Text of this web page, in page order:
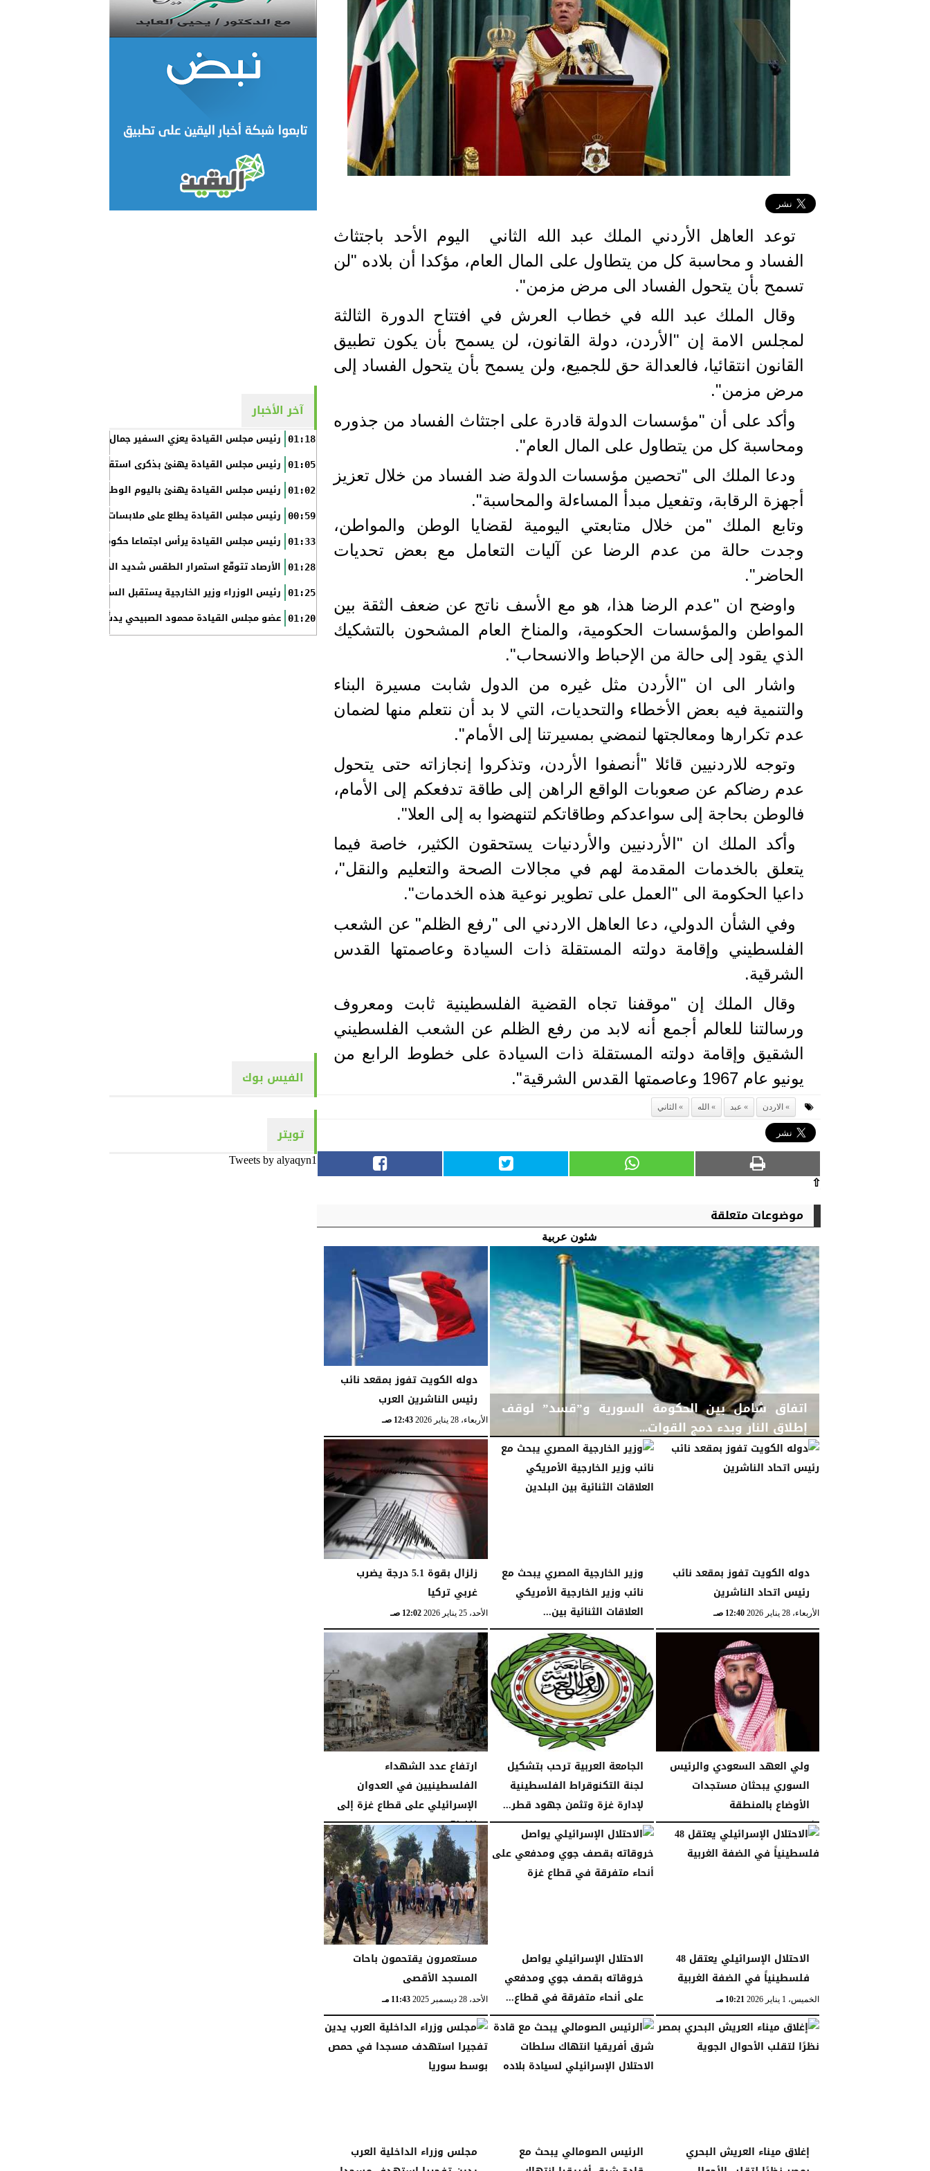
توعد العاهل الأردني الملك عبد الله الثاني اليوم الأحد باجتثاث
الفساد و محاسبة كل من يتطاول على المال العام، مؤكدا أن بلاده "لن
تسمح بأن يتحول الفساد الى مرض مزمن".
وقال الملك عبد الله في خطاب العرش في افتتاح الدورة الثالثة
لمجلس الامة إن "الأردن، دولة القانون، لن يسمح بأن يكون تطبيق
القانون انتقائيا، فالعدالة حق للجميع، ولن يسمح بأن يتحول الفساد إلى
مرض مزمن".
وأكد على أن "مؤسسات الدولة قادرة على اجتثاث الفساد من جذوره
ومحاسبة كل من يتطاول على المال العام".
ودعا الملك الى "تحصين مؤسسات الدولة ضد الفساد من خلال تعزيز
أجهزة الرقابة، وتفعيل مبدأ المساءلة والمحاسبة".
وتابع الملك "من خلال متابعتي اليومية لقضايا الوطن والمواطن،
وجدت حالة من عدم الرضا عن آليات التعامل مع بعض تحديات
الحاضر".
واوضح ان "عدم الرضا هذا، هو مع الأسف ناتج عن ضعف الثقة بين
المواطن والمؤسسات الحكومية، والمناخ العام المشحون بالتشكيك
الذي يقود إلى حالة من الإحباط والانسحاب".
واشار الى ان "الأردن مثل غيره من الدول شابت مسيرة البناء
والتنمية فيه بعض الأخطاء والتحديات، التي لا بد أن نتعلم منها لضمان
عدم تكرارها ومعالجتها لنمضي بمسيرتنا إلى الأمام".
وتوجه للاردنيين قائلا "أنصفوا الأردن، وتذكروا إنجازاته حتى يتحول
عدم رضاكم عن صعوبات الواقع الراهن إلى طاقة تدفعكم إلى الأمام،
فالوطن بحاجة إلى سواعدكم وطاقاتكم لتنهضوا به إلى العلا".
وأكد الملك ان "الأردنيين والأردنيات يستحقون الكثير، خاصة فيما
يتعلق بالخدمات المقدمة لهم في مجالات الصحة والتعليم والنقل"،
داعيا الحكومة الى "العمل على تطوير نوعية هذه الخدمات".
وفي الشأن الدولي، دعا العاهل الاردني الى "رفع الظلم" عن الشعب
الفلسطيني وإقامة دولته المستقلة ذات السيادة وعاصمتها القدس
الشرقية.
وقال الملك إن "موقفنا تجاه القضية الفلسطينية ثابت ومعروف
ورسالتنا للعالم أجمع أنه لابد من رفع الظلم عن الشعب الفلسطيني
الشقيق وإقامة دولته المستقلة ذات السيادة على خطوط الرابع من
يونيو عام 1967 وعاصمتها القدس الشرقية".
الاردن عبد الله الثاني
⇧
موضوعات متعلقة
شئون عربية
اتفاق شامل بين الحكومة السورية و”قسد” لوقف
إطلاق النار وبدء دمج القوات...
دوله الكويت تفوز بمقعد نائب
رئيس الناشرين العرب
الأربعاء، 28 يناير 2026 12:43 صـ
دوله الكويت تفوز بمقعد نائب
رئيس اتحاد الناشرين
الأربعاء، 28 يناير 2026 12:40 صـ
وزير الخارجية المصري يبحث مع
نائب وزير الخارجية الأمريكي
العلاقات الثنائية بين...
الإثنين، 26 يناير 2026 04:32 مـ
زلزال بقوة 5.1 درجة يضرب
غربي تركيا
الأحد، 25 يناير 2026 12:02 صـ
ولي العهد السعودي والرئيس
السوري يبحثان مستجدات
الأوضاع بالمنطقة
الأحد، 18 يناير 2026 11:43 مـ
الجامعة العربية ترحب بتشكيل
لجنة التكنوقراط الفلسطينية
لإدارة غزة وتثمن جهود قطر...
الجمعة، 16 يناير 2026 09:09 مـ
ارتفاع عدد الشهداء
الفلسطينيين في العدوان
الإسرائيلي على قطاع غزة إلى
71,441...
الجمعة، 16 يناير 2026 12:54 صـ
الاحتلال الإسرائيلي يعتقل 48
فلسطينياً في الضفة الغربية
الخميس، 1 يناير 2026 10:21 مـ
الاحتلال الإسرائيلي يواصل
خروقاته بقصف جوي ومدفعي
على أنحاء متفرقة في قطاع...
الثلاثاء، 30 ديسمبر 2025 11:11 مـ
مستعمرون يقتحمون باحات
المسجد الأقصى
الأحد، 28 ديسمبر 2025 11:43 مـ
إغلاق ميناء العريش البحري
الرئيس الصومالي يبحث مع
مجلس وزراء الداخلية العرب
آخر الأخبار
01:18 رئيس مجلس القيادة يعزي السفير جمال السلال
01:05 رئيس مجلس القيادة يهنئ بذكرى استقلال الفلبين
01:02 رئيس مجلس القيادة يهنئ باليوم الوطني الروسي
00:59 رئيس مجلس القيادة يطلع على ملابسات حادثة إطلاق النار في
01:33 رئيس مجلس القيادة يرأس اجتماعا حكوميا مصغرا لدعم جهود
01:28 الأرصاد تتوقّع استمرار الطقس شديد الحرارة بالسواحل والصحاري
01:25 رئيس الوزراء وزير الخارجية يستقبل السفير الأمريكي
01:20 عضو مجلس القيادة محمود الصبيحي يدشّن اختبارات الثانوية
الفيس بوك
تويتر
Tweets by alyaqyn1